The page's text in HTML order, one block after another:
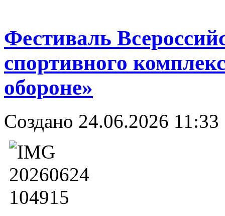
Фестиваль
спортивного
обороне»
Создано 24.06.2026 11:33